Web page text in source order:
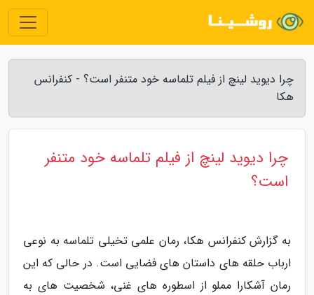
چرا دیوید لینچ از فیلم تلماسه خود متنفر است؟ - کنفرانس
هکا
چرا دیوید لینچ از فیلم تلماسه خود متنفر
است؟
به گزارش کنفرانس هکا، رمان علمی تخیلی تلماسه به نوعی
ارباب حلقه های داستان های فضایی است. در حالی که این
رمان آشکارا مملو از اسطوره های غنی، شخصیت های به